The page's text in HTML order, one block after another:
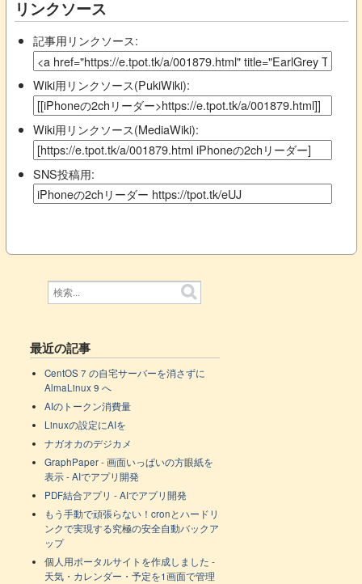
リンクソース
記事用リンクソース:
Wiki用リンクソース(PukiWiki):
Wiki用リンクソース(MediaWiki):
SNS投稿用:
最近の記事
CentOS 7 の自宅サーバーを消さずに
AlmaLinux 9 へ
AIのトークン消費量
Linuxの設定にAIを
ナガオカのデジカメ
GraphPaper - 画面いっぱいの方眼紙を
表示 - AIでアプリ開発
PDF結合アプリ - AIでアプリ開発
もう手動で頑張らない！cronとハードリ
ンクで実現する究極の安全自動バックア
ップ
個人用ポータルサイトを作成しました -
天気・カレンダー・予定を1画面で管理